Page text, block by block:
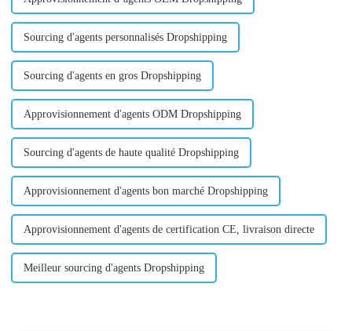
Sourcing d'agents personnalisés Dropshipping
Sourcing d'agents en gros Dropshipping
Approvisionnement d'agents ODM Dropshipping
Sourcing d'agents de haute qualité Dropshipping
Approvisionnement d'agents bon marché Dropshipping
Approvisionnement d'agents de certification CE, livraison directe
Meilleur sourcing d'agents Dropshipping